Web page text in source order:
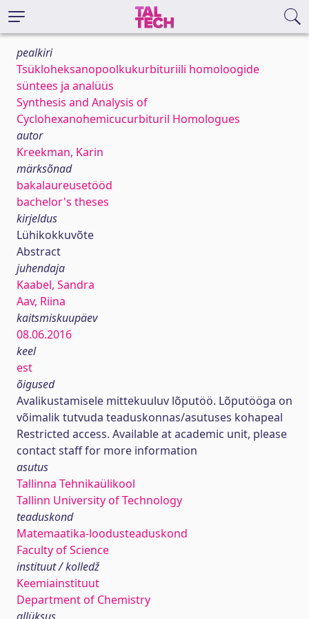
pealkiri
Tsükloheksanopoolkukurbituriili homoloogide
süntees ja analüüs
Synthesis and Analysis of
Cyclohexanohemicucurbituril Homologues
autor
Kreekman, Karin
märksõnad
bakalaureusetööd
bachelor's theses
kirjeldus
Lühikokkuvõte
Abstract
juhendaja
Kaabel, Sandra
Aav, Riina
kaitsmiskuupäev
08.06.2016
keel
est
õigused
Avalikustamisele mittekuuluv lõputöö. Lõputööga on
võimalik tutvuda teaduskonnas/asutuses kohapeal
Restricted access. Available at academic unit, please
contact staff for more information
asutus
Tallinna Tehnikaülikool
Tallinn University of Technology
teaduskond
Matemaatika-loodusteaduskond
Faculty of Science
instituut / kolledž
Keemiainstituut
Department of Chemistry